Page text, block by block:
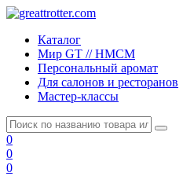
Каталог
Мир GT // HMCM
Персональный аромат
Для салонов и ресторанов
Мастер-классы
0
0
0